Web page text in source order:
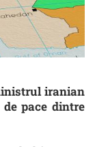
iranian
pace dintre